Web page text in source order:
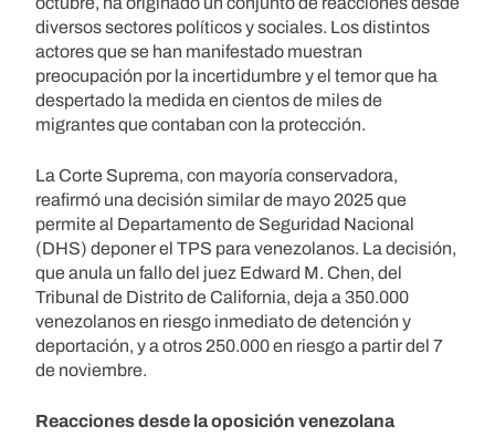
diversos sectores políticos y sociales. Los distintos
actores que se han manifestado muestran
preocupación por la incertidumbre y el temor que ha
despertado la medida en cientos de miles de
migrantes que contaban con la protección.
La Corte Suprema, con mayoría conservadora,
reafirmó una decisión similar de mayo 2025 que
permite al Departamento de Seguridad Nacional
(DHS) deponer el TPS para venezolanos. La decisión,
que anula un fallo del juez Edward M. Chen, del
Tribunal de Distrito de California, deja a 350.000
venezolanos en riesgo inmediato de detención y
deportación, y a otros 250.000 en riesgo a partir del 7
de noviembre.
Reacciones desde la oposición venezolana